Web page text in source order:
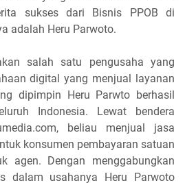
sukses dari Bisnis PPOB di
adalah Heru Parwoto.
salah satu pengusaha yang
digital yang menjual layanan
dipimpin Heru Parwto berhasil
Indonesia. Lewat bendera
beliau menjual jasa
konsumen pembayaran satuan
agen. Dengan menggabungkan
dalam usahanya Heru Parwoto